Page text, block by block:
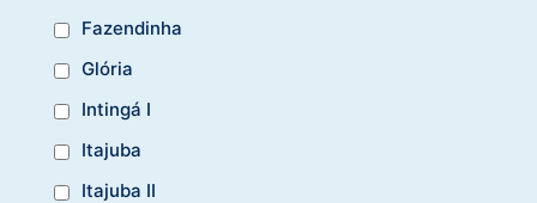
Fazendinha
Glória
Intingá I
Itajuba
Itajuba II